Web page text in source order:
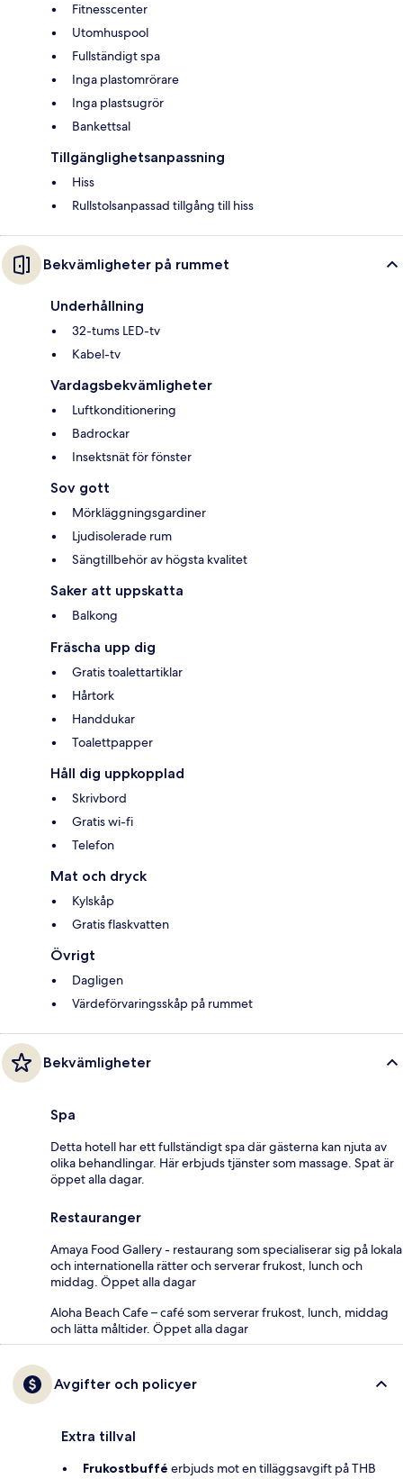
Fitnesscenter
Utomhuspool
Fullständigt spa
Inga plastomrörare
Inga plastsugrör
Bankettsal
Tillgänglighetsanpassning
Hiss
Rullstolsanpassad tillgång till hiss
Bekvämligheter på rummet
Underhållning
32-tums LED-tv
Kabel-tv
Vardagsbekvämligheter
Luftkonditionering
Badrockar
Insektsnät för fönster
Sov gott
Mörkläggningsgardiner
Ljudisolerade rum
Sängtillbehör av högsta kvalitet
Saker att uppskatta
Balkong
Fräscha upp dig
Gratis toalettartiklar
Hårtork
Handdukar
Toalettpapper
Håll dig uppkopplad
Skrivbord
Gratis wi-fi
Telefon
Mat och dryck
Kylskåp
Gratis flaskvatten
Övrigt
Dagligen
Värdeförvaringsskåp på rummet
Bekvämligheter
Spa
Detta hotell har ett fullständigt spa där gästerna kan njuta av
olika behandlingar. Här erbjuds tjänster som massage. Spat är
öppet alla dagar.
Restauranger
Amaya Food Gallery - restaurang som specialiserar sig på lokala
och internationella rätter och serverar frukost, lunch och
middag. Öppet alla dagar
Aloha Beach Cafe – café som serverar frukost, lunch, middag
och lätta måltider. Öppet alla dagar
Avgifter och policyer
Extra tillval
Frukostbuffé erbjuds mot en tilläggsavgift på THB